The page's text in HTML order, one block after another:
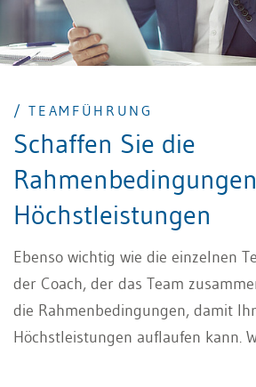
/ TEAMFÜHRUNG
Schaffen Sie die
Höchstleistungen
Ebenso wichtig wie die einzelnen
der Coach, der das Team
die Rahmenbedingungen, damit
Höchstleistungen auflaufen kann.